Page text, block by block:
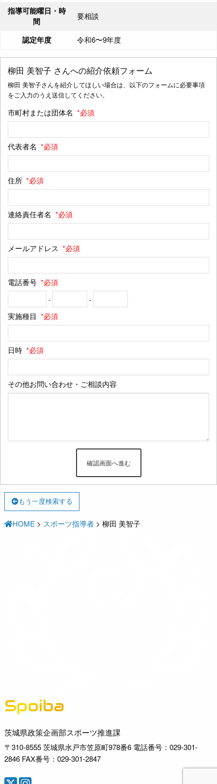
指導可能曜日・時
間
要相談
認定年度 令和6〜9年度
柳田 美智子 さんへの紹介依頼フォーム
柳田 美智子さんを紹介してほしい場合は、以下のフォームに必要事項
をご入力のうえ送信してください。
市町村または団体名 *必須
代表者名 *必須
住所 *必須
連絡責任者名 *必須
メールアドレス *必須
電話番号 *必須
- -
実施種目 *必須
日時 *必須
その他お問い合わせ・ご相談内容
もう一度検索する
HOME > スポーツ指導者 >柳田 美智子
Spoiba
茨城県政策企画部スポーツ推進課
〒310-8555 茨城県水戸市笠原町978番6 電話番号：029-301-
2846 FAX番号：029-301-2847